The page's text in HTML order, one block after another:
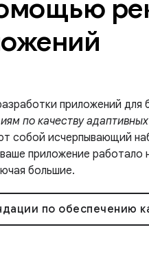
приложений для
по качеству
собой исчерпывающий
приложение работало
большие.
по обеспечению